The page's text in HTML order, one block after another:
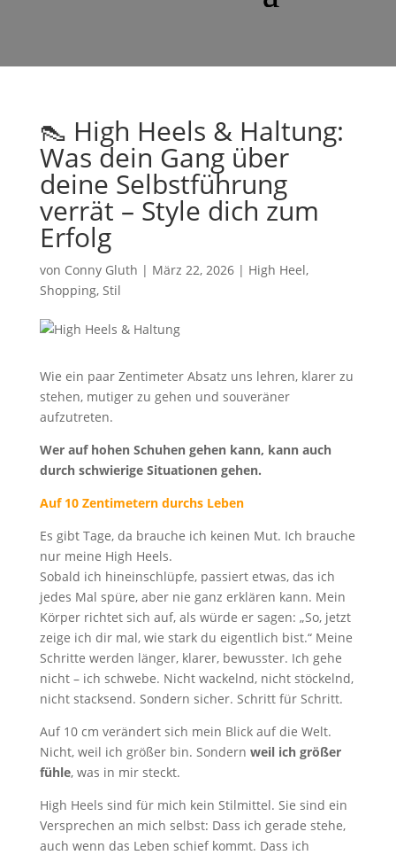
👠 High Heels & Haltung:
Was dein Gang über
deine Selbstführung
verrät – Style dich zum
Erfolg
von Conny Gluth | März 22, 2026| High Heel,
Shopping, Stil
Wie ein paar Zentimeter Absatz uns lehren, klarer zu
stehen, mutiger zu gehen und souveräner
aufzutreten.
Wer auf hohen Schuhen gehen kann, kann auch
durch schwierige Situationen gehen.
Auf 10 Zentimetern durchs Leben
Es gibt Tage, da brauche ich keinen Mut. Ich brauche
nur meine High Heels.
Sobald ich hineinschlüpfe, passiert etwas, das ich
jedes Mal spüre, aber nie ganz erklären kann. Mein
Körper richtet sich auf, als würde er sagen: „So, jetzt
zeige ich dir mal, wie stark du eigentlich bist.“ Meine
Schritte werden länger, klarer, bewusster. Ich gehe
nicht – ich schwebe. Nicht wackelnd, nicht stöckelnd,
nicht stacksend. Sondern sicher. Schritt für Schritt.
Auf 10 cm verändert sich mein Blick auf die Welt.
Nicht, weil ich größer bin. Sondern weil ich größer
fühle, was in mir steckt.
High Heels sind für mich kein Stilmittel. Sie sind ein
Versprechen an mich selbst: Dass ich gerade stehe,
auch wenn das Leben schief kommt. Dass ich